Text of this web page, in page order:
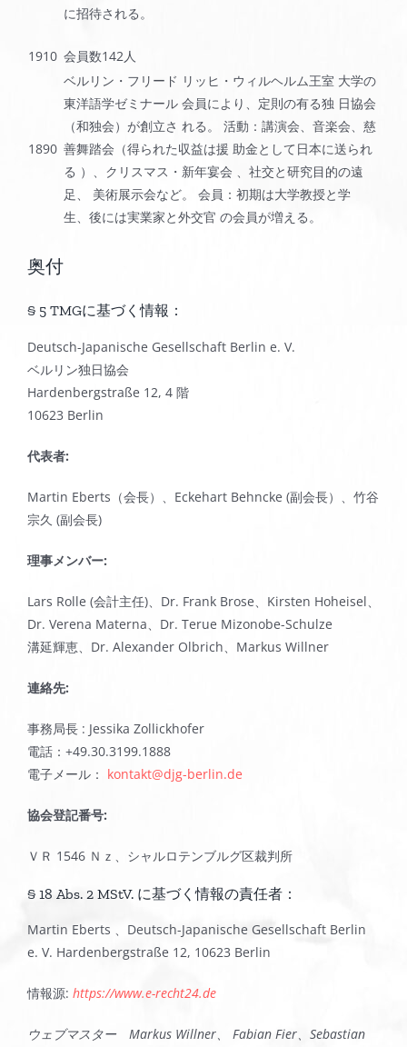
に招待される。
1910 会員数142人
1890
ベルリン・フリード リッヒ・ウィルヘルム王室 大学の
東洋語学ゼミナール 会員により、定則の有る独 日協会
（和独会）が創立さ れる。 活動：講演会、音楽会、慈
善舞踏会（得られた収益は援 助金として日本に送られ
る ）、クリスマス・新年宴会 、社交と研究目的の遠
足、 美術展示会など。 会員：初期は大学教授と学
生、後には実業家と外交官 の会員が増える。
奥付
§ 5 TMGに基づく情報：
Deutsch-Japanische Gesellschaft Berlin e. V.
ベルリン独日協会
Hardenbergstraße 12, 4 階
10623 Berlin
代表者:
Martin Eberts（会長）、Eckehart Behncke (副会長）、竹谷
宗久 (副会長)
理事メンバー:
Lars Rolle (会計主任)、Dr. Frank Brose、Kirsten Hoheisel、
Dr. Verena Materna、Dr. Terue Mizonobe-Schulze
溝延輝恵、Dr. Alexander Olbrich、Markus Willner
連絡先:
事務局長 : Jessika Zollickhofer
電話：+49.30.3199.1888
電子メール： kontakt@djg-berlin.de
協会登記番号:
ＶＲ 1546 Ｎｚ、シャルロテンブルグ区裁判所
§ 18 Abs. 2 MStV. に基づく情報の責任者：
Martin Eberts 、Deutsch-Japanische Gesellschaft Berlin
e. V. Hardenbergstraße 12, 10623 Berlin
情報源: https://www.e-recht24.de
ウェブマスター Markus Willner、 Fabian Fier、Sebastian